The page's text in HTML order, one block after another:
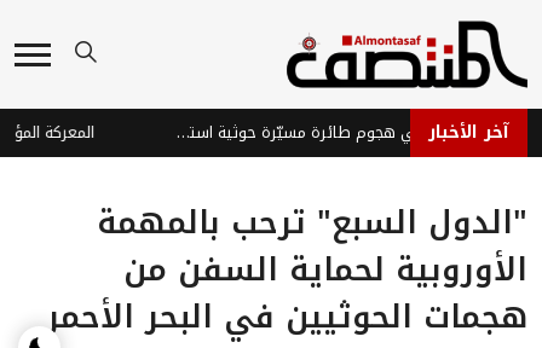
آخر الأخبار إصابة ثلاثة جنود في هجوم طائرة مسيّرة حوثية استهدف موقعاً عسكرياً شرق تعز
"الدول السبع" ترحب بالمهمة
الأوروبية لحماية السفن من
هجمات الحوثيين في البحر الأحمر